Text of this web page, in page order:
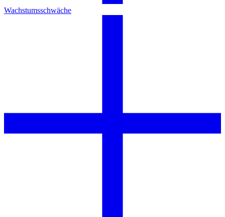
Wachstumsschwäche